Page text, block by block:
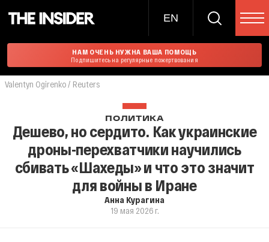
EN
НАМ ОЧЕНЬ НУЖНА ВАША ПОМОЩЬ
Подпишитесь на регулярные пожертвования
Valentyn Ogirenko / Reuters
ПОЛИТИКА
Дешево, но сердито. Как украинские
дроны-перехватчики научились
сбивать «Шахеды» и что это значит
для войны в Иране
Анна Курагина
19 мая 2026 г.